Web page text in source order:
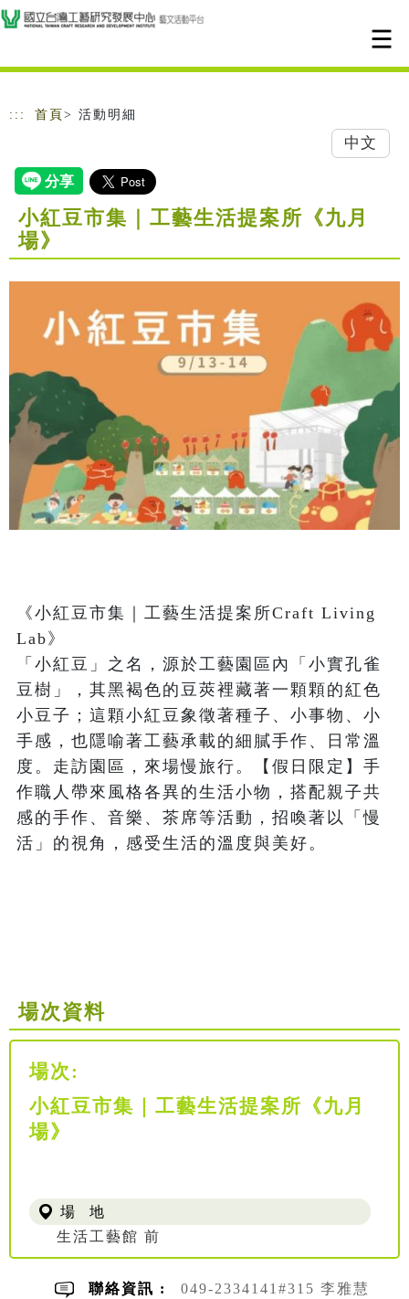
跳到主要內容
網站導覽
::: 首頁 > 活動明細
中文
小紅豆市集｜工藝生活提案所《九月
場》
《小紅豆市集｜工藝生活提案所Craft Living
Lab》
「小紅豆」之名，源於工藝園區內「小實孔雀
豆樹」，其黑褐色的豆莢裡藏著一顆顆的紅色
小豆子；這顆小紅豆象徵著種子、小事物、小
手感，也隱喻著工藝承載的細膩手作、日常溫
度。走訪園區，來場慢旅行。【假日限定】手
作職人帶來風格各異的生活小物，搭配親子共
感的手作、音樂、茶席等活動，招喚著以「慢
活」的視角，感受生活的溫度與美好。
場次資料
場次:
小紅豆市集｜工藝生活提案所《九月
場》
場 地
生活工藝館 前
聯絡資訊 : 049-2334141#315 李雅慧